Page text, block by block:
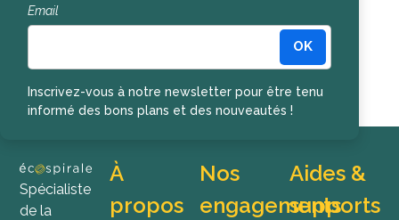
Email
OK
Inscrivez-vous à notre newsletter pour être tenu
informé des bons plans et des nouveautés !
Spécialiste
de la
À
propos
Nos
engagements
Aides &
supports